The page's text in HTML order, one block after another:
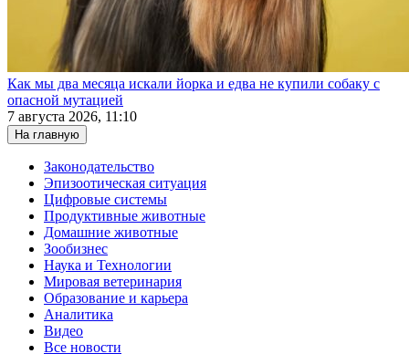
Как мы два месяца искали йорка и едва не купили собаку с
опасной мутацией
7 августа 2026, 11:10
На главную
Законодательство
Эпизоотическая ситуация
Цифровые системы
Продуктивные животные
Домашние животные
Зообизнес
Наука и Технологии
Мировая ветеринария
Образование и карьера
Аналитика
Видео
Все новости